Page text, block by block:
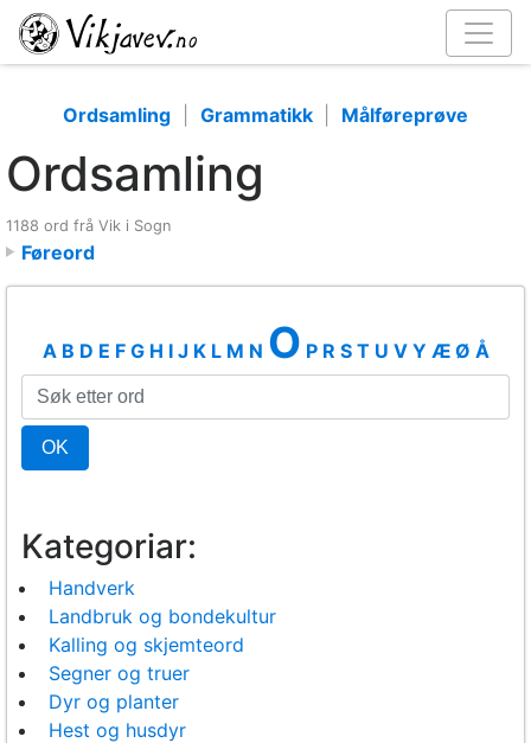
Ordsamling Grammatikk Målføreprøve
Ordsamling
1188 ord frå Vik i Sogn
Føreord
A B D E F G H I J K L M N O P R S T U V Y Æ Ø Å
Kategoriar:
Handverk
Landbruk og bondekultur
Kalling og skjemteord
Segner og truer
Dyr og planter
Hest og husdyr